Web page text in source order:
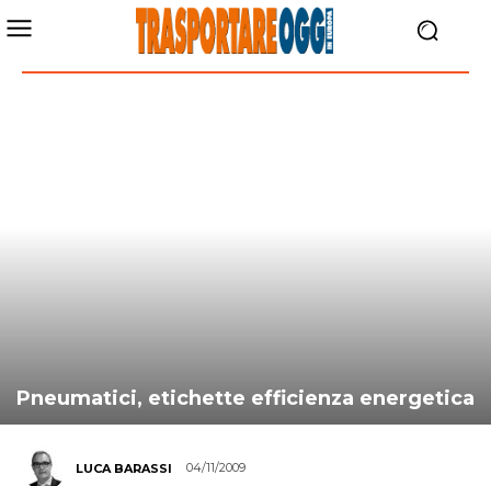
Pneumatici, etichette efficienza energetica
LUCA BARASSI 04/11/2009